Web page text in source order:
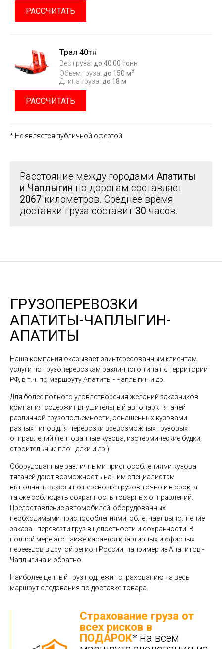
РАССЧИТАТЬ
Трал 40тн
Вес груза: до 40.00 тонн
Объем груза: до 150 м3
Длина груза: до 18 м
РАССЧИТАТЬ
* Не является публичной офертой
Расстояние между городами Апатиты
и Чаплыгин по дорогам составляет
2067 километров. Среднее время
доставки груза составит 30 часов.
ГРУЗОПЕРЕВОЗКИ
АПАТИТЫ-ЧАПЛЫГИН-
АПАТИТЫ
Наша компания оказывает заинтересованным клиентам
услуги по грузоперевозкам различного типа по территории
РФ, в т.ч. по маршруту Апатиты - Чаплыгин и др.
Для более полного удовлетворения желаний заказчиков
компания содержит внушительный автопарк тягачей
различной грузоподъемности, оснащенных кузовами
разных типов для перевозки всевозможных грузовых
отправлений (тентованные кузова, изотермические будки,
строительные площадки и др.).
Оборудованные различными приспособлениями кузова
тягачей дают возможность нашим специалистам
выполнять заказы по перевозке грузов точно и в срок, а
также соблюдать сохранность товарных отправлений.
Предоставление автомобилей, оборудованных
необходимыми приспособлениями, облегчает выполнение
заказа - перевезти груз в целостности и сохранности. В
полной мере это также касается квартирных и офисных
переездов в другой регион России, например из Апатитов -
Чаплыгина и обратно.
Наиболее ценный груз подлежит страхованию на весь
маршрут следования по доставке товара.
Страхование груза от
всех рисков в
ПОДАРОК* на всем